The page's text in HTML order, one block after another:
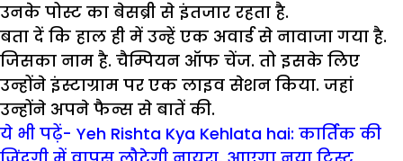
उनके पोस्ट का बेसब्री से इंतजार रहता है.
बता दें कि हाल ही में उन्हें एक अवार्ड से नावाजा गया है.
जिसका नाम है. चैम्पियन ऑफ चेंज. तो इसके लिए
उन्होंने इंस्टाग्राम पर एक लाइव सेशन किया. जहां
उन्होंने अपने फैन्स से बातें की.
ये भी पढ़ें- Yeh Rishta Kya Kehlata hai: कार्तिक की